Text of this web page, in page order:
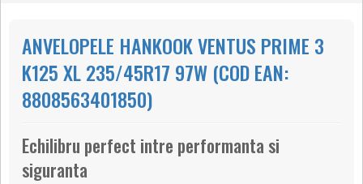
ANVELOPELE HANKOOK VENTUS PRIME 3
K125 XL 235/45R17 97W (COD EAN:
8808563401850)
Echilibru perfect intre performanta si
siguranta